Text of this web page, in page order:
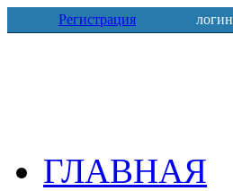
Регистрация логин
ГЛАВНАЯ